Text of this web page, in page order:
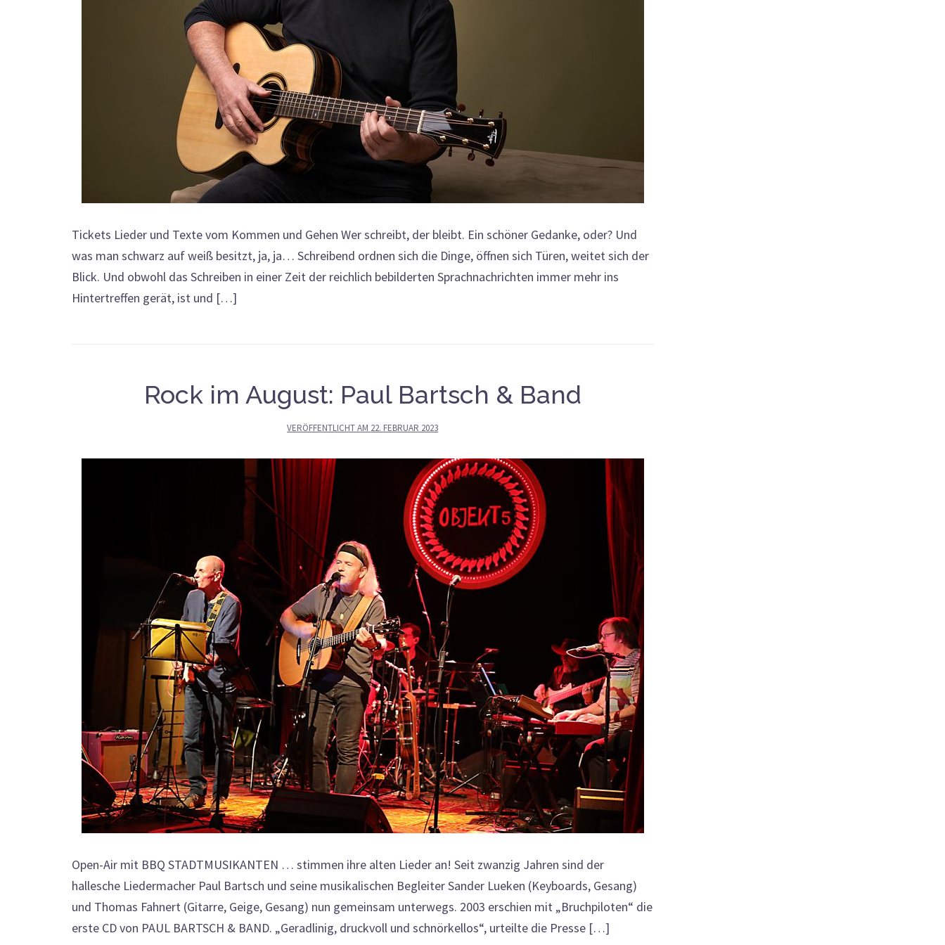
Tickets Lieder und Texte vom Kommen und Gehen Wer schreibt, der bleibt. Ein schöner Gedanke, oder? Und
was man schwarz auf weiß besitzt, ja, ja… Schreibend ordnen sich die Dinge, öffnen sich Türen, weitet sich der
Blick. Und obwohl das Schreiben in einer Zeit der reichlich bebilderten Sprachnachrichten immer mehr ins
Hintertreffen gerät, ist und […]
Rock im August: Paul Bartsch & Band
VERÖFFENTLICHT AM 22. FEBRUAR 2023
Open-Air mit BBQ STADTMUSIKANTEN … stimmen ihre alten Lieder an! Seit zwanzig Jahren sind der
hallesche Liedermacher Paul Bartsch und seine musikalischen Begleiter Sander Lueken (Keyboards, Gesang)
und Thomas Fahnert (Gitarre, Geige, Gesang) nun gemeinsam unterwegs. 2003 erschien mit „Bruchpiloten“ die
erste CD von PAUL BARTSCH & BAND. „Geradlinig, druckvoll und schnörkellos“, urteilte die Presse […]